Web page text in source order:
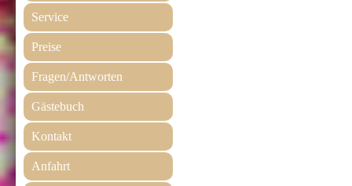
Service
Preise
Fragen/Antworten
Gästebuch
Kontakt
Anfahrt